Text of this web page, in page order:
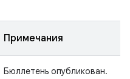
Примечания
Бюллетень опубликован.